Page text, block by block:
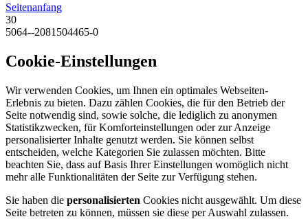
Seitenanfang
30
5064--2081504465-0
Cookie-Einstellungen
Wir verwenden Cookies, um Ihnen ein optimales Webseiten-
Erlebnis zu bieten. Dazu zählen Cookies, die für den Betrieb der
Seite notwendig sind, sowie solche, die lediglich zu anonymen
Statistikzwecken, für Komforteinstellungen oder zur Anzeige
personalisierter Inhalte genutzt werden. Sie können selbst
entscheiden, welche Kategorien Sie zulassen möchten. Bitte
beachten Sie, dass auf Basis Ihrer Einstellungen womöglich nicht
mehr alle Funktionalitäten der Seite zur Verfügung stehen.
Sie haben die personalisierten Cookies nicht ausgewählt. Um diese
Seite betreten zu können, müssen sie diese per Auswahl zulassen.